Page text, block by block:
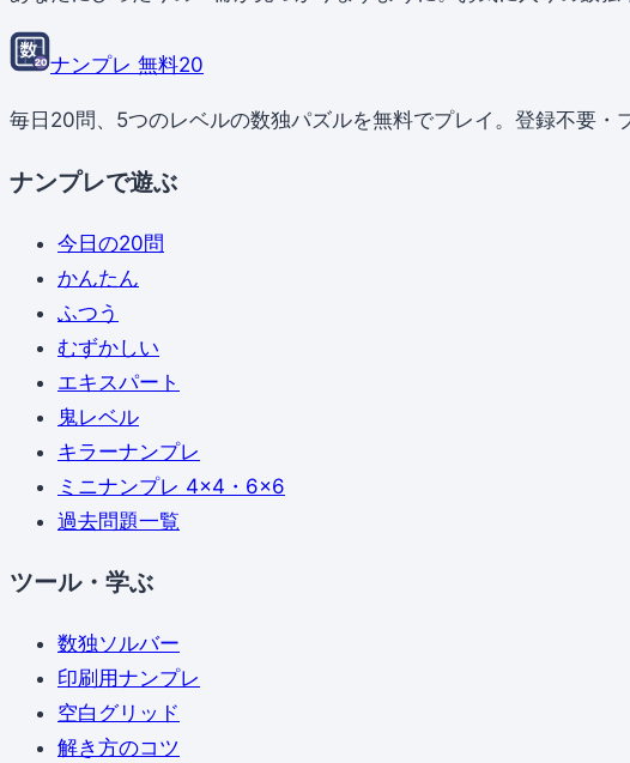
ナンプレ 無料20
毎日20問、5つのレベルの数独パズルを無料でプレイ。登録不要・
ナンプレで遊ぶ
今日の20問
かんたん
ふつう
むずかしい
エキスパート
鬼レベル
キラーナンプレ
ミニナンプレ 4×4・6×6
過去問題一覧
ツール・学ぶ
数独ソルバー
印刷用ナンプレ
空白グリッド
解き方のコツ